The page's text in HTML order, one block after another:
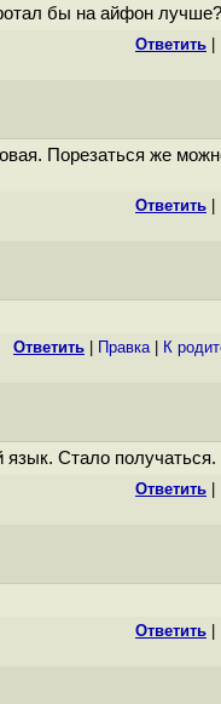
бы на айфон лучше?
Ответить
Порезаться же
Ответить
Ответить Правка| К
Стало
Ответить
Ответить